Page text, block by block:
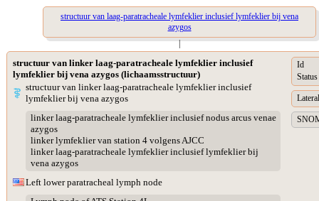
structuur van laag-paratracheale lymfeklier inclusief lymfeklier bij vena
azygos
|
structuur van linker laag-paratracheale lymfeklier inclusief
lymfeklier bij vena azygos (lichaamsstructuur)
structuur van linker laag-paratracheale lymfeklier inclusief
lymfeklier bij vena azygos
linker laag-paratracheale lymfeklier inclusief nodus arcus venae
azygos
linker lymfeklier van station 4 volgens AJCC
linker laag-paratracheale lymfeklier inclusief lymfeklier bij
vena azygos
Left lower paratracheal lymph node
Id
Status